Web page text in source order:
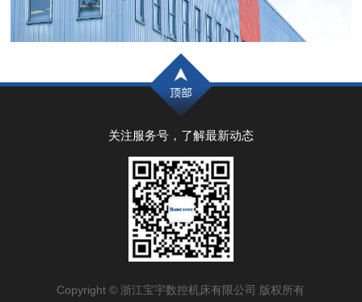
关注服务号，了解最新动态
Copyright © 浙江宝宇数控机床有限公司 版权所有